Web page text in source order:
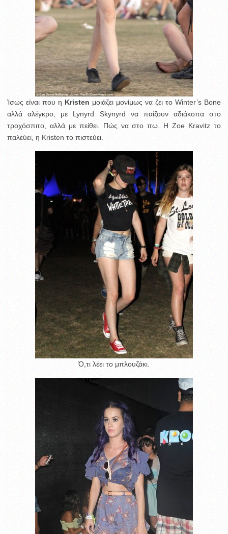
Ίσως είναι που η Kristen μοιάζει μονίμως να ζει το Winter’s Bone
αλλά αλέγκρο, με Lynyrd Skynyrd να παίζουν αδιάκοπα στο
τροχόσπιτο, αλλά με πείθει. Πώς να στο πω. Η Zoe Kravitz το
παλεύει, η Kristen το πιστεύει.
Ό,τι λέει το μπλουζάκι.